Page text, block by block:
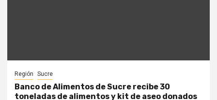
Región Sucre
Banco de Alimentos de Sucre recibe 30
toneladas de alimentos y kit de aseo donados